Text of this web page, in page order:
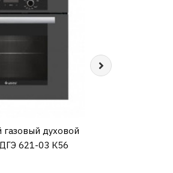
духовой
621-03 К56